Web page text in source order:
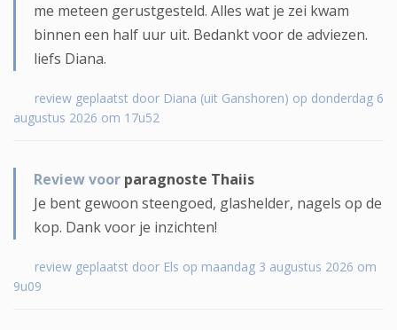
me meteen gerustgesteld. Alles wat je zei kwam
binnen een half uur uit. Bedankt voor de adviezen.
liefs Diana.
review geplaatst door Diana (uit Ganshoren) op donderdag 6
augustus 2026 om 17u52
Review voor paragnoste Thaiis
Je bent gewoon steengoed, glashelder, nagels op de
kop. Dank voor je inzichten!
review geplaatst door Els op maandag 3 augustus 2026 om
9u09